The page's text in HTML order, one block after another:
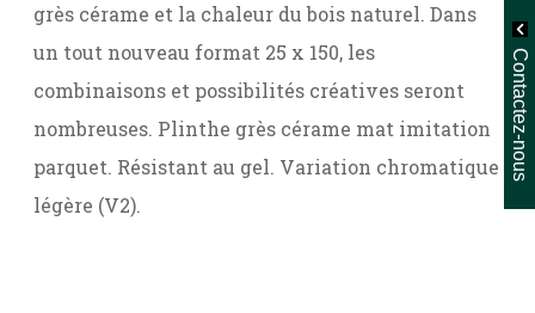
grès cérame et la chaleur du bois naturel. Dans
un tout nouveau format 25 x 150, les
combinaisons et possibilités créatives seront
nombreuses. Plinthe grès cérame mat imitation
parquet. Résistant au gel. Variation chromatique
légère (V2).
Contactez-nous